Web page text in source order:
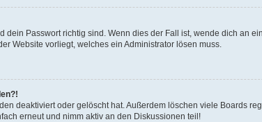
Passwort richtig sind. Wenn dies der Fall ist, wende dich an
Website vorliegt, welches ein Administrator lösen muss.
deaktiviert oder gelöscht hat. Außerdem löschen viele Boards
erneut und nimm aktiv an den Diskussionen teil!